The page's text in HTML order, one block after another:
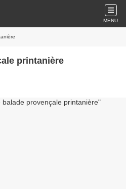
MENU
printanière